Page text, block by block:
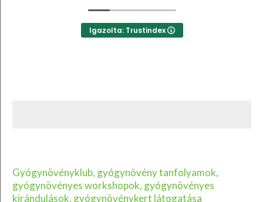
Igazolta: Trustindex
Gyógynövényklub, gyógynövény tanfolyamok,
gyógynövényes workshopok, gyógynövényes
kirándulások, gyógynövénykert látogatása